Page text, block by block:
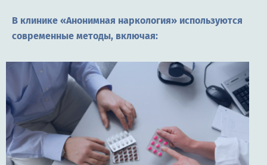
В клинике «Анонимная наркология» используются
современные методы, включая: